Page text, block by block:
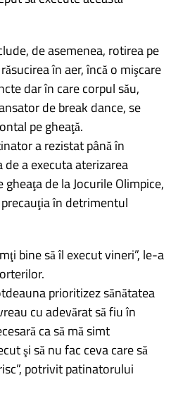
de asemenea, rotirea pe
în aer, încă o mişcare
dar în care corpul său,
de break dance, se
pe gheaţă.
a rezistat până în
a executa aterizarea
de la Jocurile Olimpice,
în detrimentul
bine să îl execut vineri”, le-a
prioritizez sănătatea
cu adevărat să fiu în
ca să mă simt
şi să nu fac ceva care să
potrivit patinatorului